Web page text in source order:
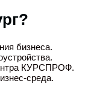
бизнеса.
КУРСПРОФ.
среда.